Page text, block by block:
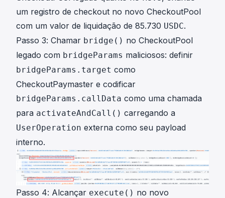
um registro de checkout no novo CheckoutPool
com um valor de liquidação de 85.730 USDC.
Passo 3: Chamar bridge() no CheckoutPool
legado com bridgeParams maliciosos: definir
bridgeParams.target como
CheckoutPaymaster e codificar
bridgeParams.callData como uma chamada
para activateAndCall() carregando a
UserOperation externa como seu payload
interno.
Passo 4: Alcançar execute() no novo